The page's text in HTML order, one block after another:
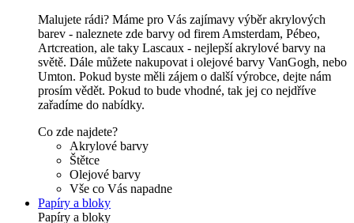
Malujete rádi? Máme pro Vás zajímavy výběr akrylových
barev - naleznete zde barvy od firem Amsterdam, Pébeo,
Artcreation, ale taky Lascaux - nejlepší akrylové barvy na
světě. Dále můžete nakupovat i olejové barvy VanGogh, nebo
Umton. Pokud byste měli zájem o další výrobce, dejte nám
prosím vědět. Pokud to bude vhodné, tak jej co nejdříve
zařadíme do nabídky.
Co zde najdete?
Akrylové barvy
Štětce
Olejové barvy
Vše co Vás napadne
Papíry a bloky
Papíry a bloky